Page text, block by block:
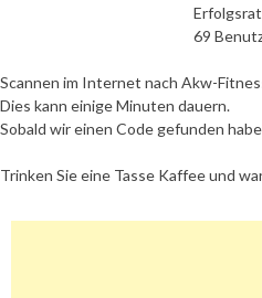
69
Scannen im Internet nach Akw-
Dies kann einige Minuten dauern.
Sobald wir einen Code gefunden
Trinken Sie eine Tasse Kaffee und